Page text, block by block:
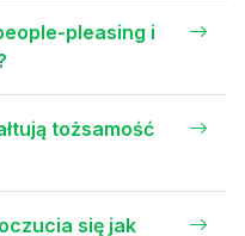
pleasing i
tożsamość
się jak